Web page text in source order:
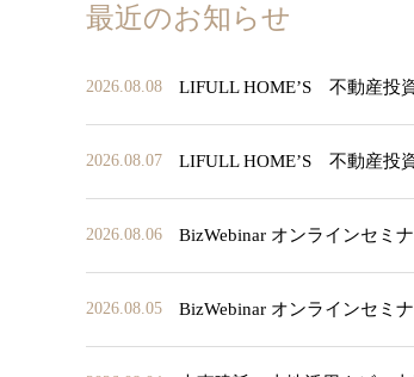
最近のお知らせ
2026.08.08 LIFULL HOME’S 不動産投
2026.08.07 LIFULL HOME’S 不動産投
2026.08.06 BizWebinar オンラインセミ
2026.08.05 BizWebinar オンラインセミ